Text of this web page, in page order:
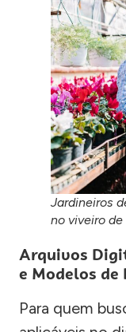
Jardineiros
no viveiro
Arquivos
e Modelos de
Para quem